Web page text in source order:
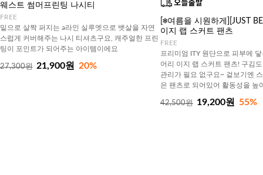
웨스트 썸머프린팅 나시티
FREE
밑으로 살짝 퍼지는 a라인 실루엣으로 뱃살을 자연
스럽게 커버해주는 나시 티셔츠구요, 캐주얼한 프린
팅이 포인트가 되어주는 아이템이에요
27,300원 21,900원 20%
[❄️여름을 시원하게][JUST
이지 랩 스커트 팬츠
FREE
프리미엄 ITY 원단으로 피부에
어리 이지 랩 스커트 팬츠! 구김
관리가 필요 없구요~ 겉보기엔
은 팬츠로 되어있어 활동성을 높
42,500원 19,200원 55%